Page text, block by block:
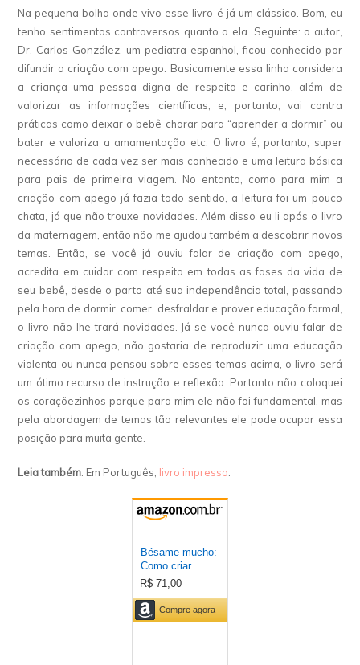
Na pequena bolha onde vivo esse livro é já um clássico. Bom, eu
tenho sentimentos controversos quanto a ela. Seguinte: o autor,
Dr. Carlos González, um pediatra espanhol, ficou conhecido por
difundir a criação com apego. Basicamente essa linha considera
a criança uma pessoa digna de respeito e carinho, além de
valorizar as informações científicas, e, portanto, vai contra
práticas como deixar o bebê chorar para “aprender a dormir” ou
bater e valoriza a amamentação etc. O livro é, portanto, super
necessário de cada vez ser mais conhecido e uma leitura básica
para pais de primeira viagem. No entanto, como para mim a
criação com apego já fazia todo sentido, a leitura foi um pouco
chata, já que não trouxe novidades. Além disso eu li após o livro
da maternagem, então não me ajudou também a descobrir novos
temas. Então, se você já ouviu falar de criação com apego,
acredita em cuidar com respeito em todas as fases da vida de
seu bebê, desde o parto até sua independência total, passando
pela hora de dormir, comer, desfraldar e prover educação formal,
o livro não lhe trará novidades. Já se você nunca ouviu falar de
criação com apego, não gostaria de reproduzir uma educação
violenta ou nunca pensou sobre esses temas acima, o livro será
um ótimo recurso de instrução e reflexão. Portanto não coloquei
os coraçõezinhos porque para mim ele não foi fundamental, mas
pela abordagem de temas tão relevantes ele pode ocupar essa
posição para muita gente.
Leia também: Em Português, livro impresso